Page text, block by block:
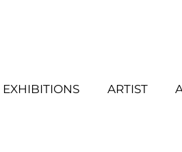
EXHIBITIONS ARTIST